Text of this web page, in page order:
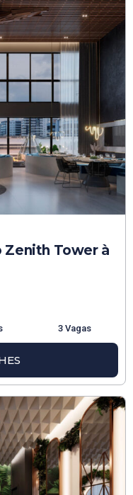
Tower à
3 Vagas